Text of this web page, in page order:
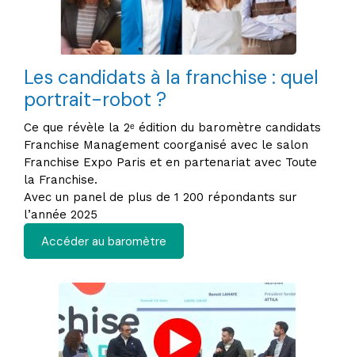
Les candidats à la franchise : quel
portrait-robot ?
Ce que révèle la 2ᵉ édition du baromètre candidats
Franchise Management coorganisé avec le salon
Franchise Expo Paris et en partenariat avec Toute
la Franchise.
Avec un panel de plus de 1 200 répondants sur
l’année 2025
Accéder au baromètre